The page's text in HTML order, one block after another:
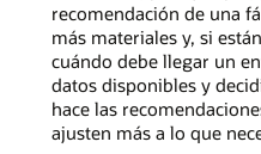
recomendación de una
más materiales y, si
cuándo debe llegar un
datos disponibles y
hace las
ajusten más a lo que